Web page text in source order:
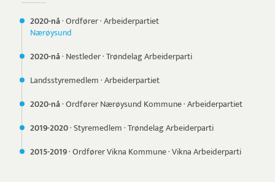
2020-nå·Ordfører·Arbeiderpartiet
Nærøysund
2020-nå· Nestleder·Trøndelag Arbeiderparti
Landsstyremedlem·Arbeiderpartiet
2020-nå·Ordfører Nærøysund Kommune·Arbeiderpartiet
2019-2020·Styremedlem·Trøndelag Arbeiderparti
2015-2019·Ordfører Vikna Kommune·Vikna Arbeiderparti